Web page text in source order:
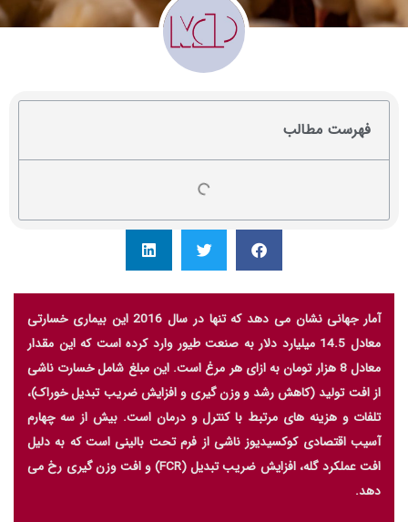
فهرست مطالب
آمار جهانی نشان می دهد که تنها در سال 2016 این بیماری خسارتی
معادل 14.5 میلیارد دلار به صنعت طیور وارد کرده است که این مقدار
معادل 8 هزار تومان به ازای هر مرغ است. این مبلغ شامل خسارت ناشی
از افت تولید (کاهش رشد و وزن گیری و افزایش ضریب تبدیل خوراک)،
تلفات و هزینه های مرتبط با کنترل و درمان است. بیش از سه چهارم
آسیب اقتصادی کوکسیدیوز ناشی از فرم تحت بالینی است که به دلیل
افت عملکرد گله، افزایش ضریب تبدیل (FCR) و افت وزن گیری رخ می
دهد.